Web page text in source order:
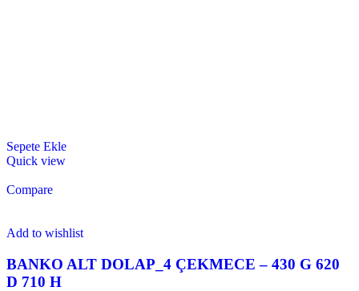
Sepete Ekle
Quick view
Compare
Add to wishlist
BANKO ALT DOLAP_4 ÇEKMECE – 430 G 620
D 710 H